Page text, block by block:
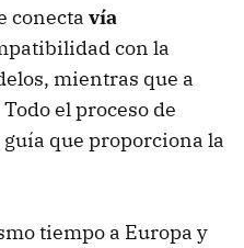
conecta vía
con la
mientras que a
el proceso de
que proporciona la
tiempo a Europa y